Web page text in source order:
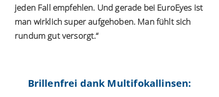
jeden Fall empfehlen. Und gerade bei EuroEyes ist
man wirklich super aufgehoben. Man fühlt sich
rundum gut versorgt.“
Brillenfrei dank Multifokallinsen: